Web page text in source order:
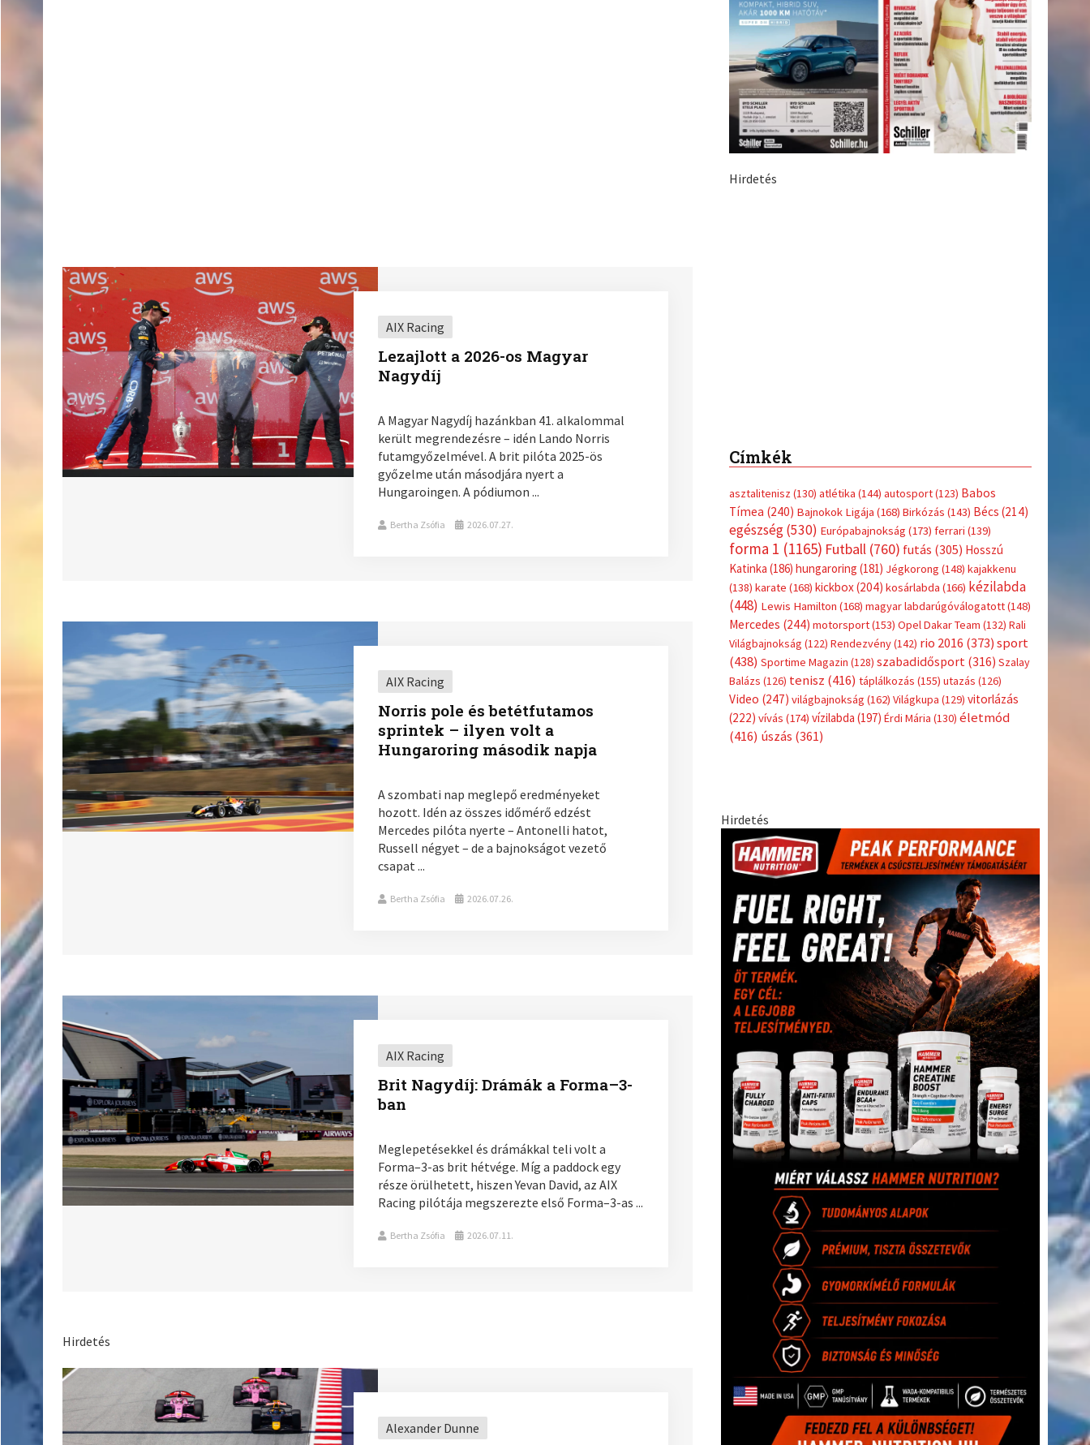
AIX Racing
Lezajlott a 2026-os Magyar
Nagydíj
A Magyar Nagydíj hazánkban 41. alkalommal
került megrendezésre – idén Lando Norris
futamgyőzelmével. A brit pilóta 2025-ös
győzelme után másodjára nyert a
Hungaroingen. A pódiumon ...
Bertha Zsófia 2026.07.27.
AIX Racing
Norris pole és betétfutamos
sprintek – ilyen volt a
Hungaroring második napja
A szombati nap meglepő eredményeket
hozott. Idén az összes időmérő edzést
Mercedes pilóta nyerte – Antonelli hatot,
Russell négyet – de a bajnokságot vezető
csapat ...
Bertha Zsófia 2026.07.26.
AIX Racing
Brit Nagydíj: Drámák a Forma–3-
ban
Meglepetésekkel és drámákkal teli volt a
Forma–3-as brit hétvége. Míg a paddock egy
része örülhetett, hiszen Yevan David, az AIX
Racing pilótája megszerezte első Forma–3-as ...
Bertha Zsófia 2026.07.11.
Hirdetés
Alexander Dunne
Hirdetés
Címkék
asztalitenisz(130)atlétika(144) autosport(123)Babos
Tímea(240)Bajnokok Ligája(168) Birkózás(143)Bécs(214)
egészség(530)Európabajnokság(173)ferrari(139)
forma 1 (1165)Futball(760)futás(305) Hosszú
Katinka(186)hungaroring(181)Jégkorong(148) kajakkenu
(138)karate(168)kickbox(204)kosárlabda(166) kézilabda
(448) Lewis Hamilton(168)magyar labdarúgóválogatott
Mercedes(244)motorsport(153)Opel Dakar Team(132)Rali
Világbajnokság(122)Rendezvény(142)rio 2016(373)sport
(438) Sportime Magazin
(416)
úszás
Hirdetés